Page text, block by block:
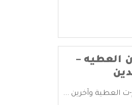
العطيه –
ت العطية وآخرين ...